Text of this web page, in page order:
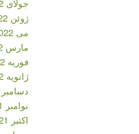
جولای 2022
ژوئن 2022
می 2022
مارس 2022
فوریه 2022
ژانویه 2022
دسامبر 2021
نوامبر 2021
اکتبر 2021